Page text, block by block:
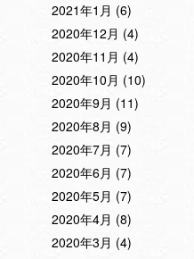
2021年1月 (6)
2020年12月 (4)
2020年11月 (4)
2020年10月 (10)
2020年9月 (11)
2020年8月 (9)
2020年7月 (7)
2020年6月 (7)
2020年5月 (7)
2020年4月 (8)
2020年3月 (4)